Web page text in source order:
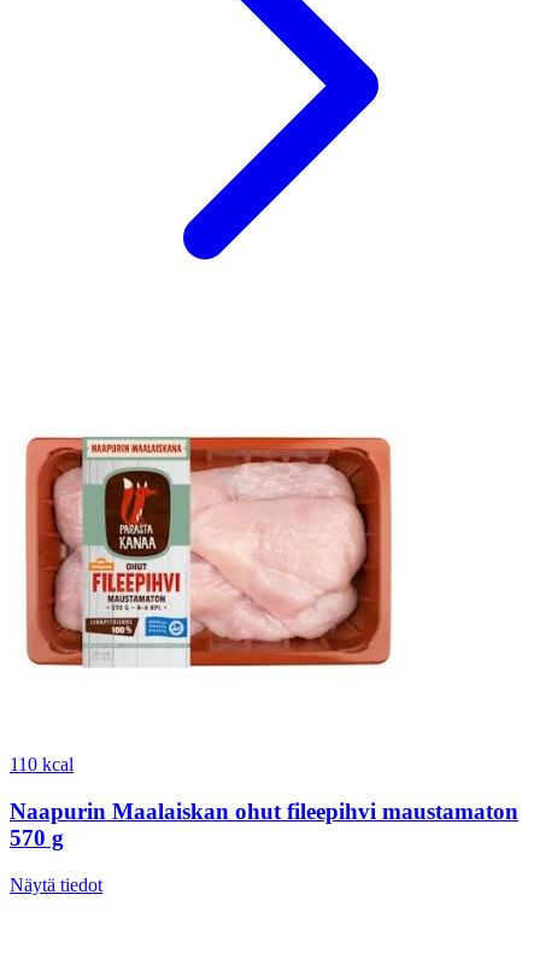
110 kcal
Naapurin Maalaiskan ohut fileepihvi maustamaton
570 g
Näytä tiedot